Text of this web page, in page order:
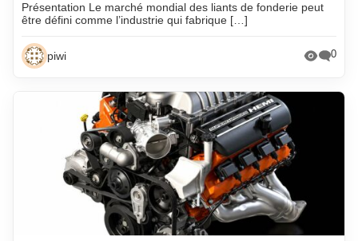
Présentation Le marché mondial des liants de fonderie peut
être défini comme l’industrie qui fabrique […]
piwi 0